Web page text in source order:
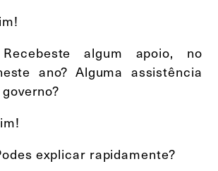
Recebeste algum apoio, no
ano? Alguma assistência
explicar rapidamente?